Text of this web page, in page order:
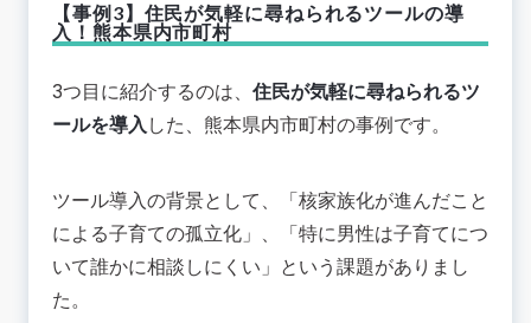
【事例3】住民が気軽に尋ねられるツールの導
入！熊本県内市町村
3つ目に紹介するのは、 住民が気軽に尋ねられるツ
ールを導入 した、熊本県内市町村の事例です。
ツール導入の背景として、「核家族化が進んだこと
による子育ての孤立化」、「特に男性は子育てにつ
いて誰かに相談しにくい」という課題がありまし
た。